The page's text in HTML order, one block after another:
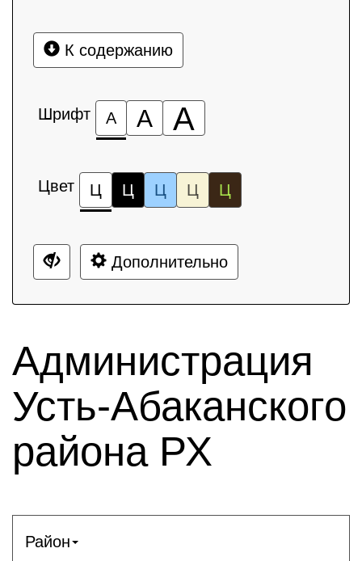
К содержанию
Шрифт А А А
Цвет Ц Ц Ц Ц Ц
Дополнительно
Администрация
Усть-Абаканского
района РХ
Район